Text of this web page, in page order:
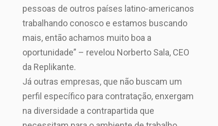
pessoas de outros países latino-americanos
trabalhando conosco e estamos buscando
mais, então achamos muito boa a
oportunidade” – revelou Norberto Sala, CEO
da Replikante.
Já outras empresas, que não buscam um
perfil específico para contratação, enxergam
na diversidade a contrapartida que